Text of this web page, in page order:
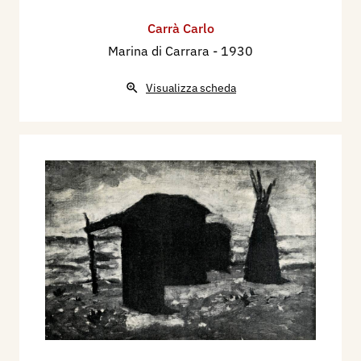
luglio, pp. I/VIII (12 quadri - 10 disegni).
1939 - Arte italiana a San Francisco, Le vie del
mondo - Rivista mensile del Touring Club
Italiano, Milano, anno V, n. 6 giugno, p. 240.
1939 - Bernardo Marziani, Pittura d'oggi in
Piemonte, in: 20 anni di Fascismo in Piemonte -
Torino, Sindacato Nazionale Fascista dei
Giornalisti, Edizione di Orsa, pp. 76/82.
1953 - Esposizione Nazionale d'Arte. Biennale di
Carrà Carlo
Marina di Carrara - 1930
Visualizza scheda